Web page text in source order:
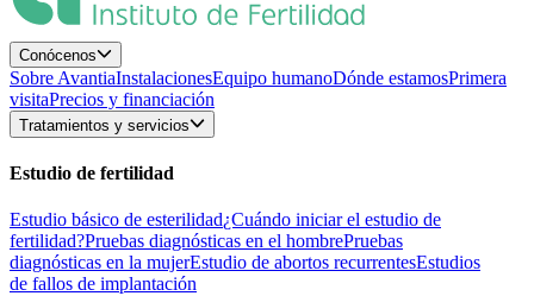
Conócenos
Sobre AvantiaInstalacionesEquipo humanoDónde estamosPrimera
visitaPrecios y financiación
Tratamientos y servicios
Estudio de fertilidad
Estudio básico de esterilidad¿Cuándo iniciar el estudio de
fertilidad?Pruebas diagnósticas en el hombrePruebas
diagnósticas en la mujerEstudio de abortos recurrentesEstudios
de fallos de implantación